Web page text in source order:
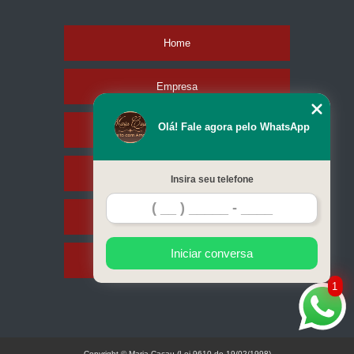
Home
Empresa
Missão
Produtos
Contato
Mapa do site
1
Olá! Fale agora pelo WhatsApp
Insira seu telefone
Iniciar conversa